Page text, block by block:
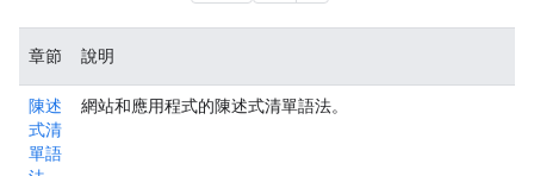
章節 說明
陳述
式清
單語
網站和應用程式的陳述式清單語法。